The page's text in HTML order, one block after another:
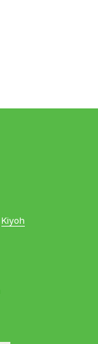
Kiyoh